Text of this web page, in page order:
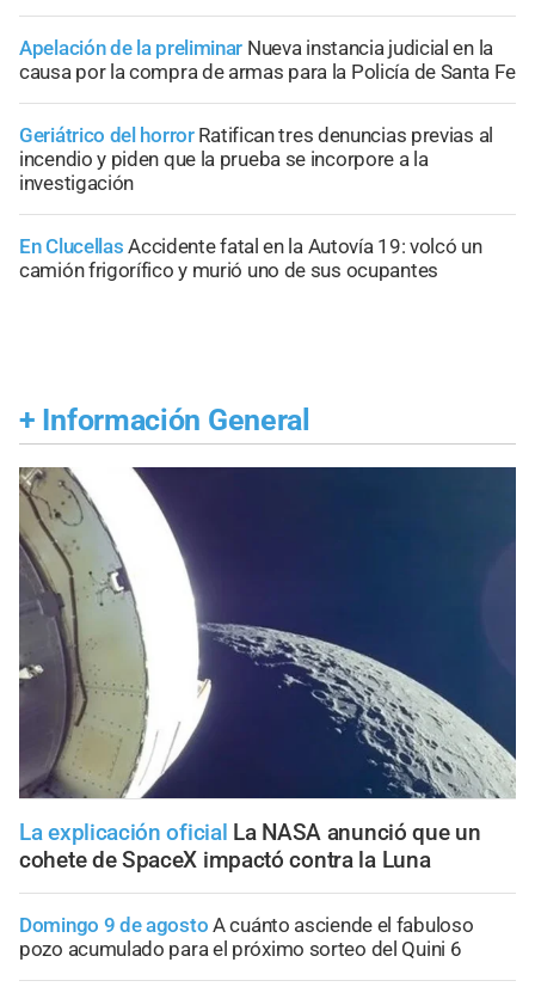
Apelación de la preliminar Nueva instancia judicial en la
causa por la compra de armas para la Policía de Santa Fe
Geriátrico del horror Ratifican tres denuncias previas al
incendio y piden que la prueba se incorpore a la
investigación
En Clucellas Accidente fatal en la Autovía 19: volcó un
camión frigorífico y murió uno de sus ocupantes
+ Información General
La explicación oficial La NASA anunció que un
cohete de SpaceX impactó contra la Luna
Domingo 9 de agosto A cuánto asciende el fabuloso
pozo acumulado para el próximo sorteo del Quini 6